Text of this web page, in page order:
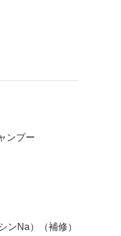
ンプー
ンNa）（補修）